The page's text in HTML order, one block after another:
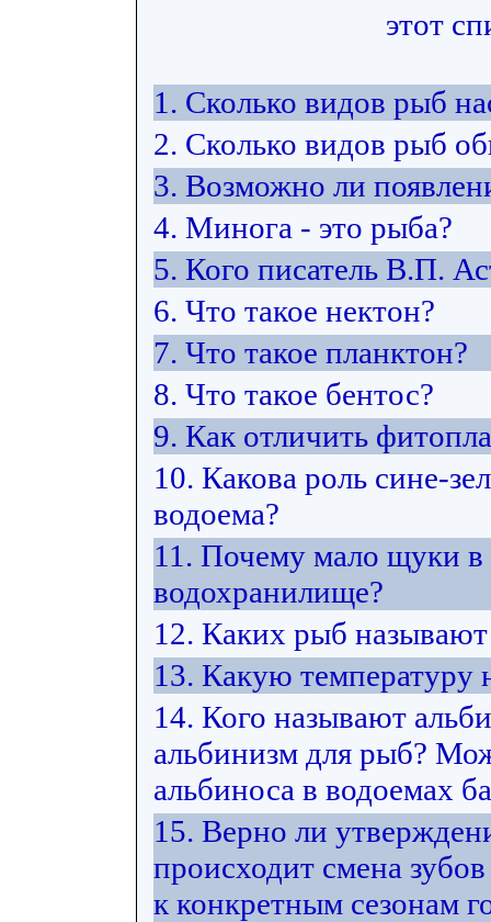
этот
1. Сколько видов рыб
2. Сколько видов рыб
3. Возможно ли
4. Минога - это рыба?
5. Кого писатель В.П.
6. Что такое нектон?
7. Что такое планктон?
8. Что такое бентос?
9. Как отличить
10. Какова роль сине-
водоема?
11. Почему мало щуки в
водохранилище?
12. Каких рыб
13. Какую температуру
14. Кого называют
альбинизм для рыб?
альбиноса в водоемах
15. Верно ли
происходит смена
к конкретным сезонам